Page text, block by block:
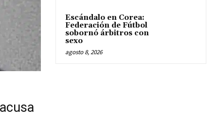
Escándalo en Corea:
Federación de Fútbol
sobornó árbitros con
sexo
agosto 8, 2026